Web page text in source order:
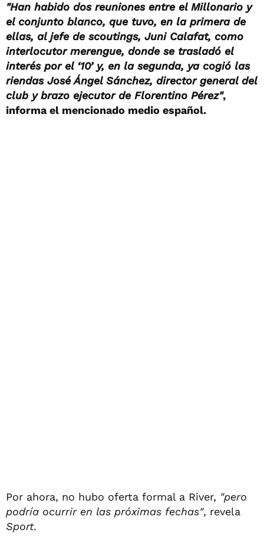
"Han habido dos reuniones entre el Millonario y
el conjunto blanco, que tuvo, en la primera de
ellas, al jefe de scoutings, Juni Calafat, como
interlocutor merengue, donde se trasladó el
interés por el ‘10’ y, en la segunda, ya cogió las
riendas José Ángel Sánchez, director general del
club y brazo ejecutor de Florentino Pérez",
informa el mencionado medio español.
Por ahora, no hubo oferta formal a River, "pero
podría ocurrir en las próximas fechas", revela
Sport.